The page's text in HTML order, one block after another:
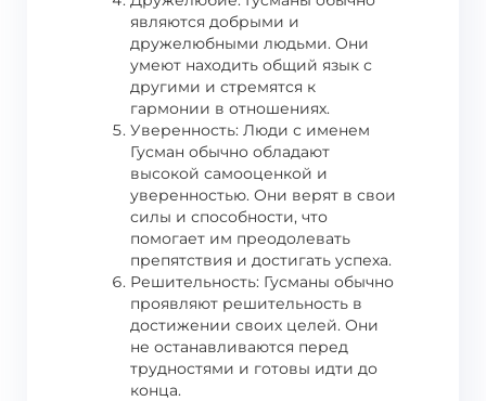
являются добрыми и
дружелюбными людьми. Они
умеют находить общий язык с
другими и стремятся к
гармонии в отношениях.
Уверенность: Люди с именем
Гусман обычно обладают
высокой самооценкой и
уверенностью. Они верят в свои
силы и способности, что
помогает им преодолевать
препятствия и достигать успеха.
Решительность: Гусманы обычно
проявляют решительность в
достижении своих целей. Они
не останавливаются перед
трудностями и готовы идти до
конца.